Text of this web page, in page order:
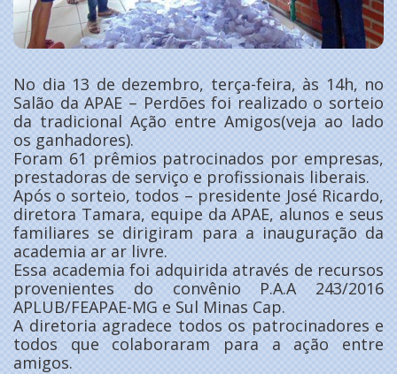
No dia 13 de dezembro, terça-feira, às 14h, no
Salão da APAE – Perdões foi realizado o sorteio
da tradicional Ação entre Amigos(veja ao lado
os ganhadores).
Foram 61 prêmios patrocinados por empresas,
prestadoras de serviço e profissionais liberais.
Após o sorteio, todos – presidente José Ricardo,
diretora Tamara, equipe da APAE, alunos e seus
familiares se dirigiram para a inauguração da
academia ar ar livre.
Essa academia foi adquirida através de recursos
provenientes do convênio P.A.A 243/2016
APLUB/FEAPAE-MG e Sul Minas Cap.
A diretoria agradece todos os patrocinadores e
todos que colaboraram para a ação entre
amigos.